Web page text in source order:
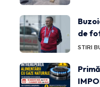
de
STIRI